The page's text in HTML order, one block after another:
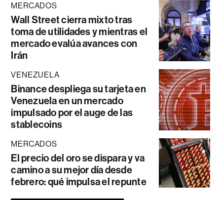
MERCADOS
Wall Street cierra mixto tras
toma de utilidades y mientras el
mercado evalúa avances con
Irán
VENEZUELA
Binance despliega su tarjeta en
Venezuela en un mercado
impulsado por el auge de las
stablecoins
MERCADOS
El precio del oro se dispara y va
camino a su mejor día desde
febrero: qué impulsa el repunte